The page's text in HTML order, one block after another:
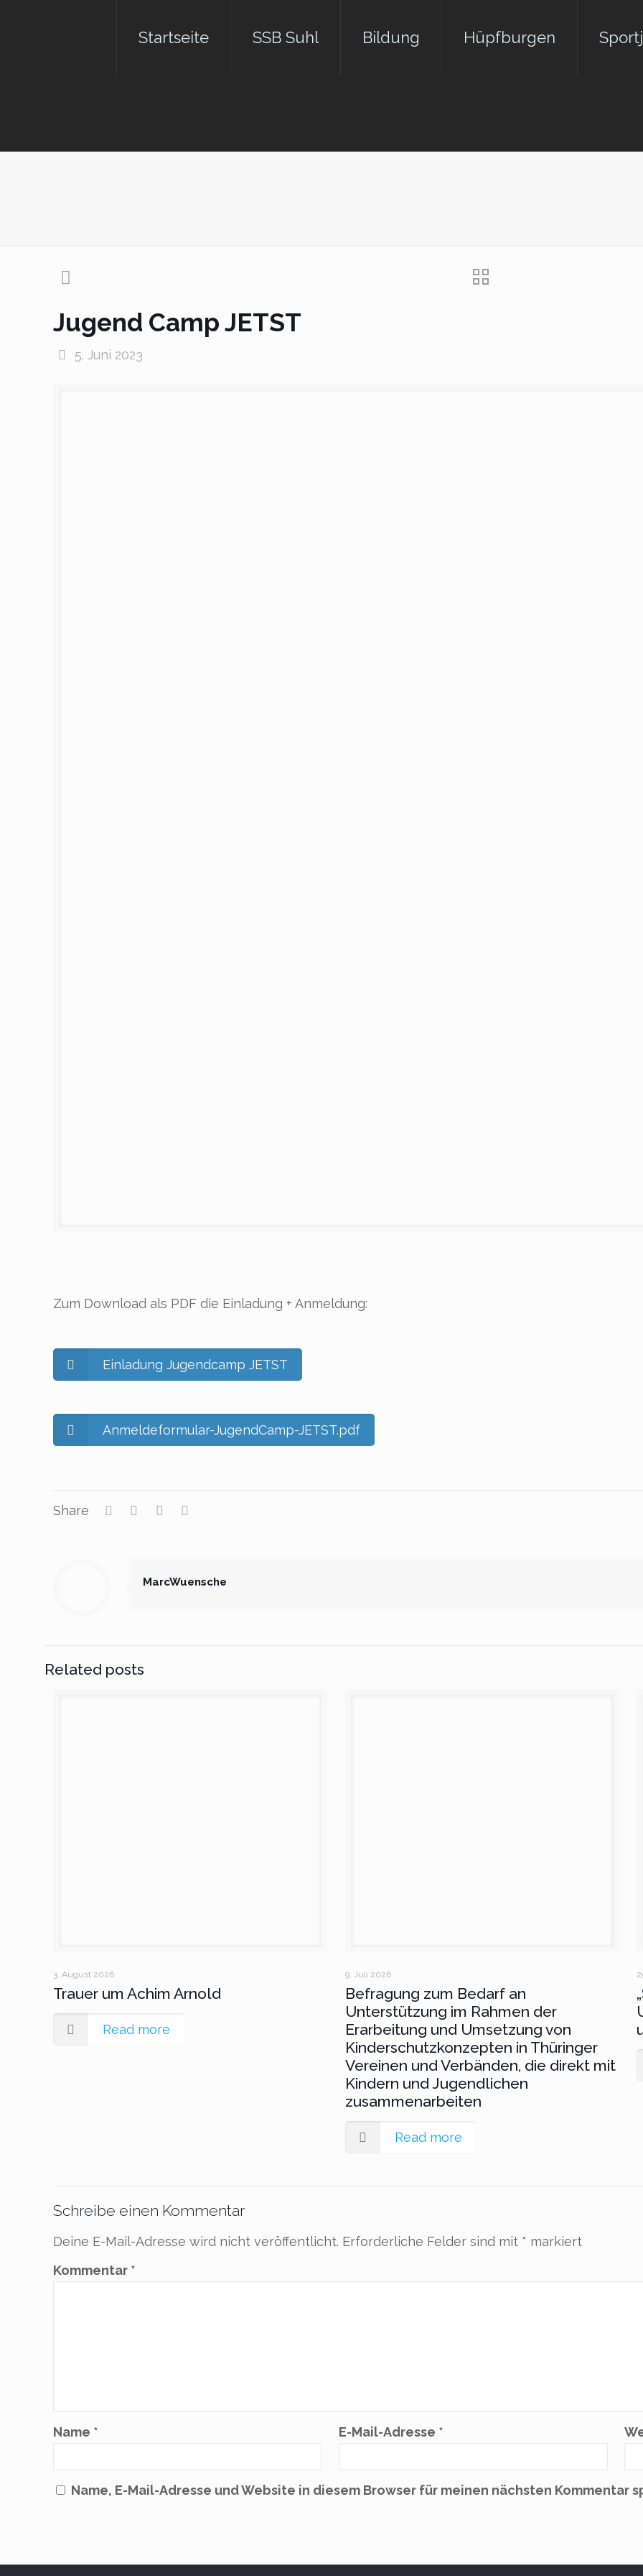
Startseite SSB Suhl Bildung Hüpfburgen
Jugend Camp JETST
5. Juni 2023
Zum Download als PDF die Einladung + Anmeldung:
Einladung Jugendcamp JETST
Anmeldeformular-JugendCamp-JETST.pdf
Share
MarcWuensche
Related posts
3. August 2026
Trauer um Achim Arnold
Read more
9. Juli 2026
Befragung zum Bedarf an
Unterstützung im Rahmen der
Erarbeitung und Umsetzung von
Kinderschutzkonzepten in Thüringer
Vereinen und Verbänden, die direkt mit
Kindern und Jugendlichen
zusammenarbeiten
Read more
Schreibe einen Kommentar
Deine E-Mail-Adresse wird nicht veröffentlicht. Erforderliche Felder sind mit * markiert
Kommentar *
Name * E-Mail-Adresse *
Name, E-Mail-Adresse und Website in diesem Browser für meinen nächsten Kommentar